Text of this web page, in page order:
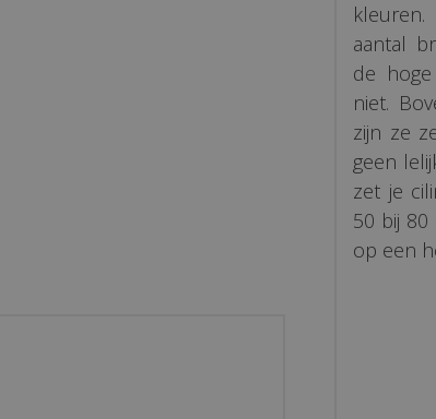
aantal
de
niet.
zijn ze
geen
zet je
50 bij
op een